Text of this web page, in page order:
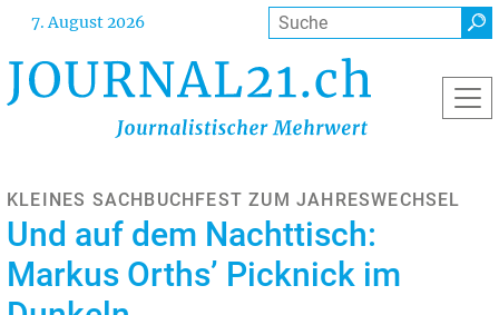
Direkt
Inhalt
7. August 2026 Suche
KLEINES SACHBUCHFEST ZUM JAHRESWECHSEL
Und auf dem Nachttisch:
Markus Orths’ Picknick im